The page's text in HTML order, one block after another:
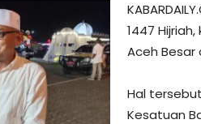
1447
Aceh
Hal
Kesatuan